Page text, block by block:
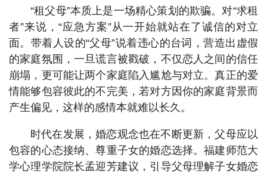
“租父母”本质上是一场精心策划的欺骗。对“求租
者”来说，“应急方案”从一开始就站在了诚信的对立
面。带着人设的“父母”说着违心的台词，营造出虚假
的家庭氛围，一旦谎言被戳破，不仅恋人之间的信任
崩塌，更可能让两个家庭陷入尴尬与对立。真正的爱
情能够包容彼此的不完美，若对方因你的家庭背景而
产生偏见，这样的感情本就难以长久。
时代在发展，婚恋观念也在不断更新，父母应以
包容的心态接纳、尊重子女的婚恋选择。福建师范大
学心理学院院长孟迎芳建议，引导父母理解子女婚恋